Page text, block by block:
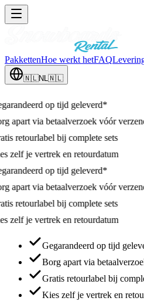
PakkettenHoe werkt hetFAQ
🇳🇱NL🇳🇱
op tijd geleverd*
via betaalverzoek vóór verzending
bij complete sets
je vertrek en retourdatum
op tijd geleverd*
via betaalverzoek vóór verzending
bij complete sets
je vertrek en retourdatum
Gegarandeerd op tijd
Borg apart via
Gratis retourlabel bij
Kies zelf je vertrek en